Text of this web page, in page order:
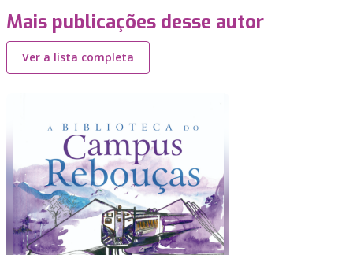
Mais publicações desse autor
Ver a lista completa